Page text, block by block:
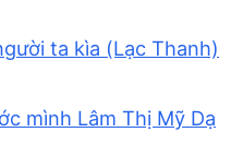
ta kìa (Lạc Thanh)
mình Lâm Thị Mỹ Dạ